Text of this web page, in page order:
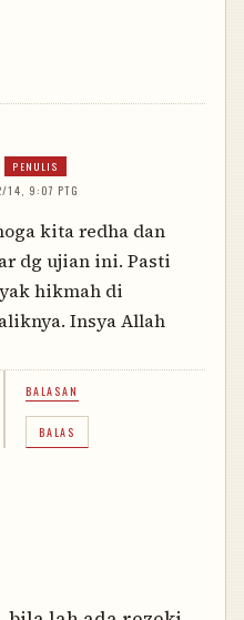
9:07 PTG
kita redha dan
dg ujian ini. Pasti
hikmah di
Insya Allah
BALASAN
BALAS